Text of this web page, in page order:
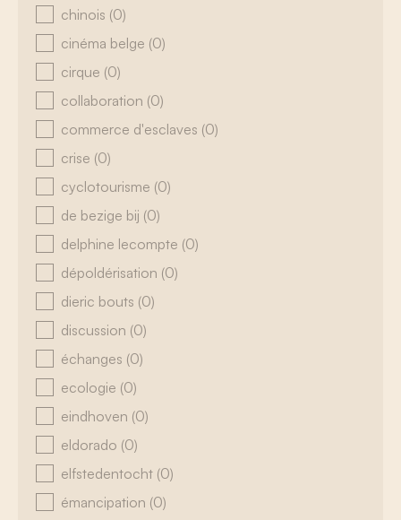
chinois (0)
cinéma belge (0)
cirque (0)
collaboration (0)
commerce d'esclaves (0)
crise (0)
cyclotourisme (0)
de bezige bij (0)
delphine lecompte (0)
dépoldérisation (0)
dieric bouts (0)
discussion (0)
échanges (0)
ecologie (0)
eindhoven (0)
eldorado (0)
elfstedentocht (0)
émancipation (0)